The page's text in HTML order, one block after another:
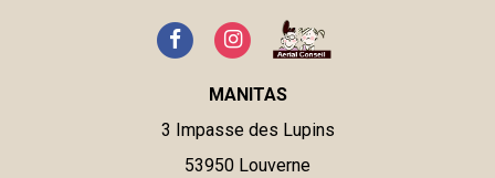
MANITAS
3 Impasse des Lupins
53950 Louverne